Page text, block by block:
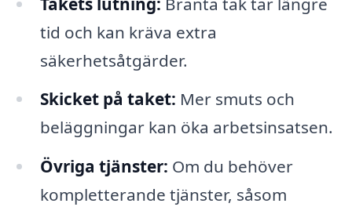
tid och kan kräva extra
säkerhetsåtgärder.
Skicket på taket: Mer smuts och
beläggningar kan öka arbetsinsatsen.
Övriga tjänster: Om du behöver
kompletterande tjänster, såsom